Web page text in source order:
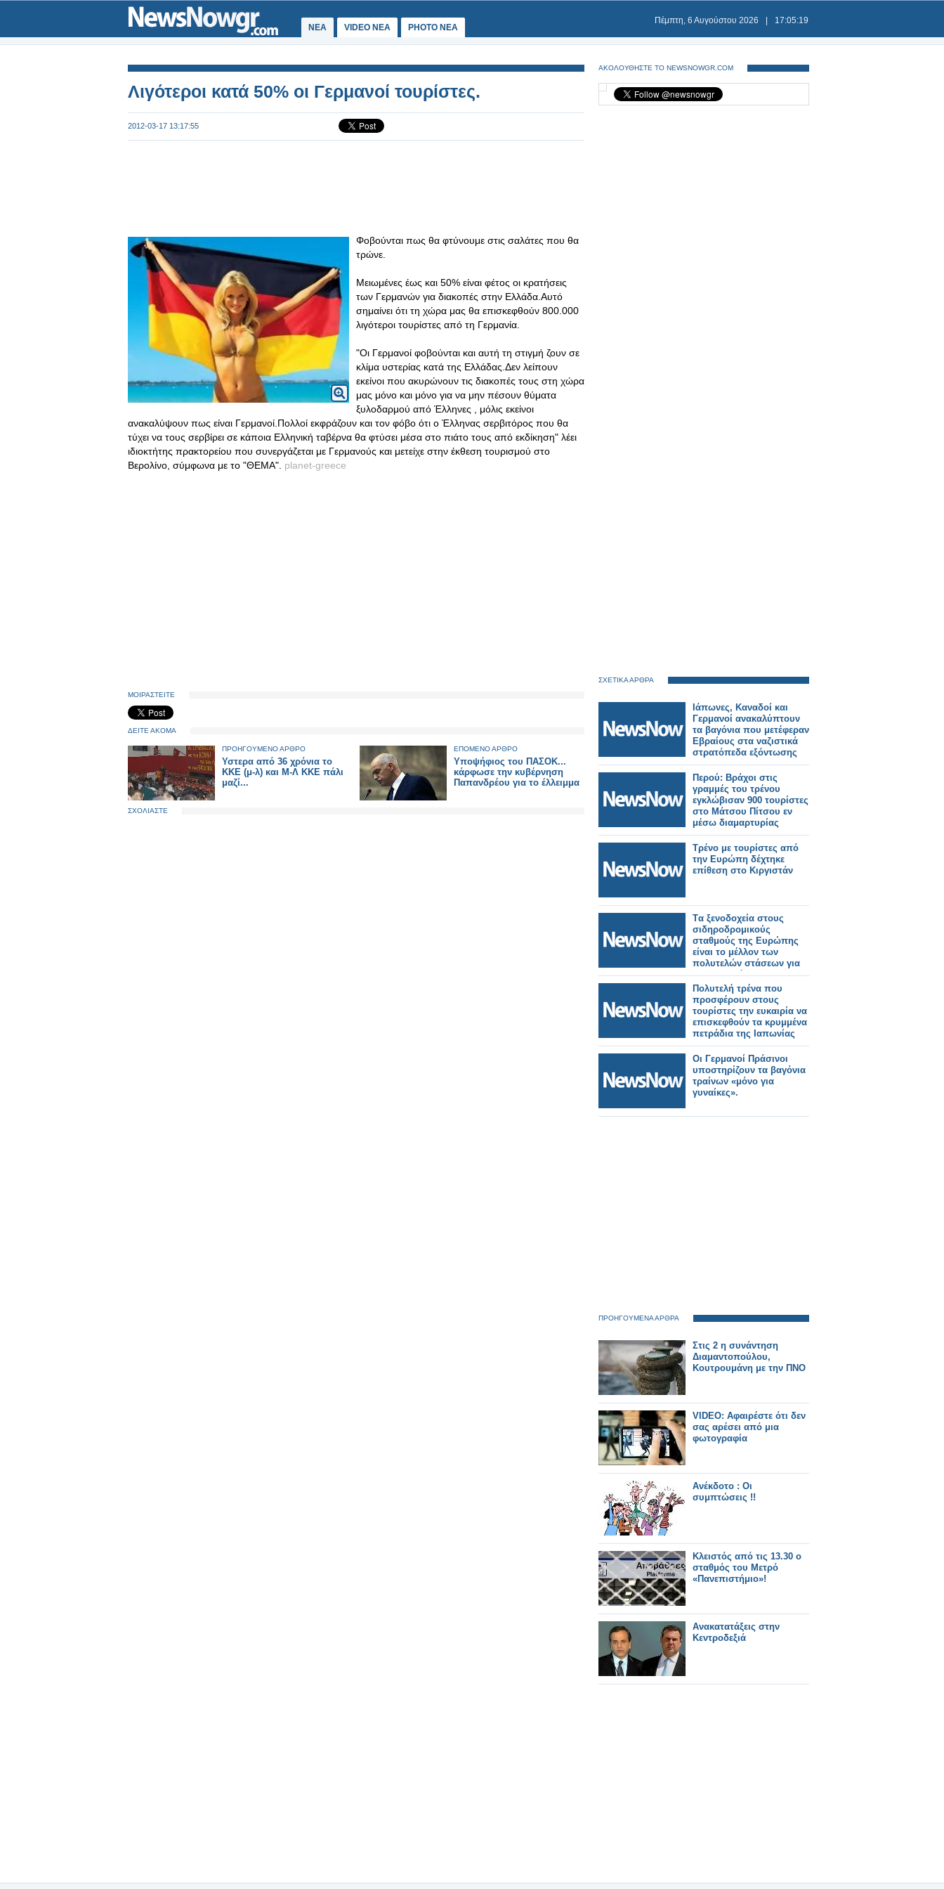
ΝΕΑ VIDEO NEA PHOTO NEA
Πέμπτη, 6 Αυγούστου 2026 17:05:20
Λιγότεροι κατά 50% οι Γερμανοί τουρίστες.
2012-03-17 13:17:55
Φοβούνται πως θα φτύνουμε στις σαλάτες που θα
τρώνε.
Μειωμένες έως και 50% είναι φέτος οι κρατήσεις
των Γερμανών για διακοπές στην Ελλάδα.Αυτό
σημαίνει ότι τη χώρα μας θα επισκεφθούν 800.000
λιγότεροι τουρίστες από τη Γερμανία.
"Οι Γερμανοί φοβούνται και αυτή τη στιγμή ζουν σε
κλίμα υστερίας κατά της Ελλάδας.Δεν λείπουν
εκείνοι που ακυρώνουν τις διακοπές τους στη χώρα
μας μόνο και μόνο για να μην πέσουν θύματα
ξυλοδαρμού από Έλληνες , μόλις εκείνοι
ανακαλύψουν πως είναι Γερμανοί.Πολλοί εκφράζουν και τον φόβο ότι ο Έλληνας σερβιτόρος που θα
τύχει να τους σερβίρει σε κάποια Ελληνική ταβέρνα θα φτύσει μέσα στο πιάτο τους από εκδίκηση" λέει
ιδιοκτήτης πρακτορείου που συνεργάζεται με Γερμανούς και μετείχε στην έκθεση τουρισμού στο
Βερολίνο, σύμφωνα με το "ΘΕΜΑ". planet-greece
ΜΟΙΡΑΣΤΕΙΤΕ
ΔΕΙΤΕ ΑΚΟΜΑ
ΠΡΟΗΓΟΥΜΕΝΟ ΑΡΘΡΟ
Υστερα από 36 χρόνια το
ΚΚΕ (μ-λ) και Μ-Λ ΚΚΕ πάλι
μαζί...
ΕΠΟΜΕΝΟ ΑΡΘΡΟ
Υποψήφιος του ΠΑΣΟΚ...
κάρφωσε την κυβέρνηση
Παπανδρέου για το έλλειμμα
ΣΧΟΛΙΑΣΤΕ
ΑΚΟΛΟΥΘΗΣΤΕ ΤΟ NEWSNOWGR.COM
ΣΧΕΤΙΚΑ ΑΡΘΡΑ
Ιάπωνες, Καναδοί και
Γερμανοί ανακαλύπτουν
τα βαγόνια που μετέφεραν
Εβραίους στα ναζιστικά
στρατόπεδα εξόντωσης
Περού: Βράχοι στις
γραμμές του τρένου
εγκλώβισαν 900 τουρίστες
στο Μάτσου Πίτσου εν
μέσω διαμαρτυρίας
Τρένο με τουρίστες από
την Ευρώπη δέχτηκε
επίθεση στο Κιργιστάν
Tα ξενοδοχεία στους
σιδηροδρομικούς
σταθμούς της Ευρώπης
είναι το μέλλον των
πολυτελών στάσεων για
τους παγκόσμιους
τουρίστες σιδηροδρόμων;
Πολυτελή τρένα που
προσφέρουν στους
τουρίστες την ευκαιρία να
επισκεφθούν τα κρυμμένα
πετράδια της Ιαπωνίας
Οι Γερμανοί Πράσινοι
υποστηρίζουν τα βαγόνια
τραίνων «μόνο για
γυναίκες».
ΠΡΟΗΓΟΥΜΕΝΑ ΑΡΘΡΑ
Στις 2 η συνάντηση
Διαμαντοπούλου,
Κουτρουμάνη με την ΠΝΟ
VIDEO: Αφαιρέστε ότι δεν
σας αρέσει από μια
φωτογραφία
Ανέκδοτο : Οι
συμπτώσεις !!
Κλειστός από τις 13.30 ο
σταθμός του Μετρό
«Πανεπιστήμιο»!
Ανακατατάξεις στην
Κεντροδεξιά